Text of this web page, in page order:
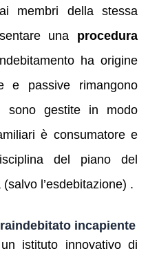
membri della stessa
una procedura
ha origine
e passive rimangono
sono gestite in modo
è consumatore e
del piano del
l’esdebitazione) .
incapiente
istituto innovativo di